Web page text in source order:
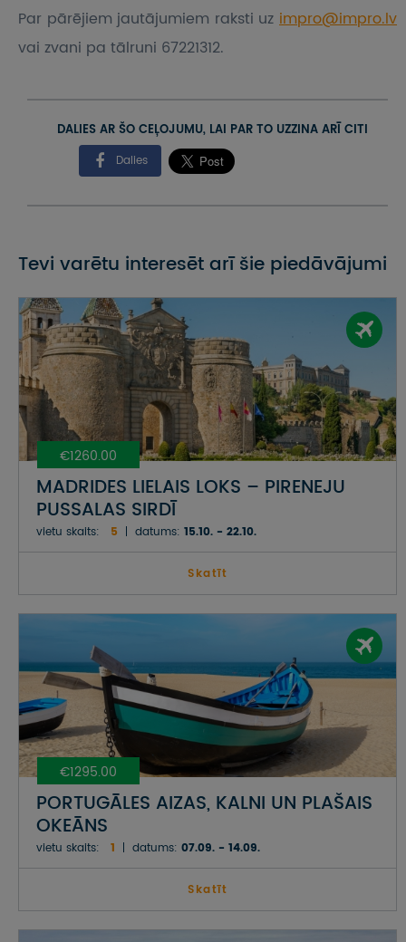
Par pārējiem jautājumiem raksti uz impro@impro.lv
vai zvani pa tālruni 67221312.
DALIES AR ŠO CEĻOJUMU, LAI PAR TO UZZINA ARĪ CITI
Dalies
Tevi varētu interesēt arī šie piedāvājumi
€1260.00
MADRIDES LIELAIS LOKS – PIRENEJU
PUSSALAS SIRDĪ
vietu skaits: 5 datums: 15.10. - 22.10.
Skatīt
€1295.00
PORTUGĀLES AIZAS, KALNI UN PLAŠAIS
OKEĀNS
vietu skaits: 1 datums: 07.09. - 14.09.
Skatīt